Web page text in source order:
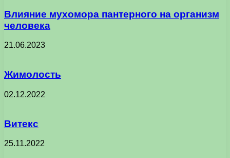
Влияние мухомора пантерного на организм
человека
21.06.2023
Жимолость
02.12.2022
Витекс
25.11.2022